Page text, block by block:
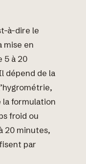
à-dire le
mise en
5 à 20
dépend de la
la formulation
froid ou
20 minutes,
par